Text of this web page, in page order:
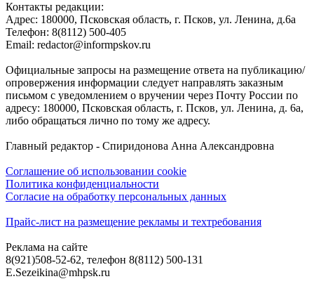
Контакты редакции:
Адреc: 180000, Псковская область, г. Псков, ул. Ленина, д.6а
Телефон: 8(8112) 500-405
Email: redactor@informpskov.ru
Официальные запросы на размещение ответа на публикацию/
опровержения информации следует направлять заказным
письмом с уведомлением о вручении через Почту России по
адресу: 180000, Псковская область, г. Псков, ул. Ленина, д. 6а,
либо обращаться лично по тому же адресу.
Главный редактор - Спиридонова Анна Александровна
Соглашение об использовании cookie
Политика конфиденциальности
Согласие на обработку персональных данных
Прайс-лист на размещение рекламы и техтребования
Реклама на сайте
8(921)508-52-62, телефон 8(8112) 500-131
E.Sezeikina@mhpsk.ru